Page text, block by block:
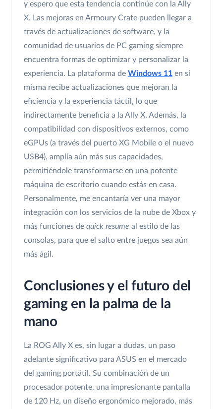
y espero que esta tendencia continúe con la Ally
X. Las mejoras en Armoury Crate pueden llegar a
través de actualizaciones de software, y la
comunidad de usuarios de PC gaming siempre
encuentra formas de optimizar y personalizar la
experiencia. La plataforma de Windows 11 en sí
misma recibe actualizaciones que mejoran la
eficiencia y la experiencia táctil, lo que
indirectamente beneficia a la Ally X. Además, la
compatibilidad con dispositivos externos, como
eGPUs (a través del puerto XG Mobile o el nuevo
USB4), amplía aún más sus capacidades,
permitiéndole transformarse en una potente
máquina de escritorio cuando estás en casa.
Personalmente, me encantaría ver una mayor
integración con los servicios de la nube de Xbox y
más funciones de quick resume al estilo de las
consolas, para que el salto entre juegos sea aún
más ágil.
Conclusiones y el futuro del
gaming en la palma de la
mano
La ROG Ally X es, sin lugar a dudas, un paso
adelante significativo para ASUS en el mercado
del gaming portátil. Su combinación de un
procesador potente, una impresionante pantalla
de 120 Hz, un diseño ergonómico mejorado, más